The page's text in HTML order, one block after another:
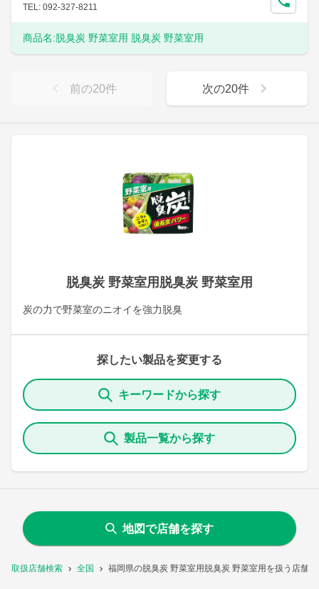
取扱店舗検索 全国 福岡県の脱臭炭 野菜室用脱臭炭 野菜室用を扱う店舗
脱臭炭 野菜室用脱臭炭 野菜室用
炭の力で野菜室のニオイを強力脱臭
探したい製品を変更する
キーワードから探す
製品一覧から探す
TEL: 092-327-8211
商品名:脱臭炭 野菜室用 脱臭炭 野菜室用
前の20件 次の20件
地図で店舗を探す